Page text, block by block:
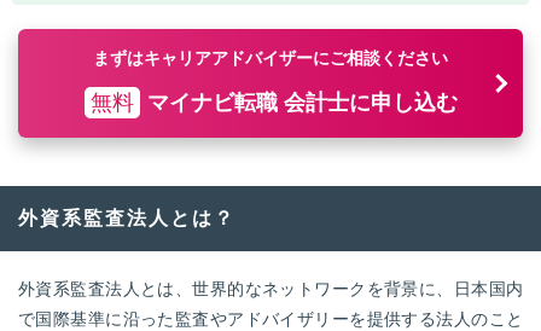
まずはキャリアアドバイザーにご相談ください
無料 マイナビ転職 会計士に申し込む
外資系監査法人とは？
外資系監査法人とは、世界的なネットワークを背景に、日本国内
で国際基準に沿った監査やアドバイザリーを提供する法人のこと